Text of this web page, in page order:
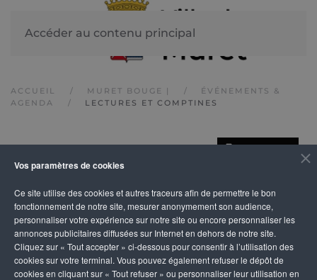
Vos paramètres de cookies
Ce site utilise des cookies et autres traceurs afin de permettre le bon
fonctionnement de notre site, mesurer anonymement son audience,
personnaliser votre expérience sur notre site ou encore personnaliser les
annonces publicitaires diffusées sur Internet en dehors de notre site.
Cliquez sur « Tout accepter » ci-dessous pour consentir à l’utilisation des
cookies sur votre terminal. Vous pouvez également refuser le dépôt de
cookies en cliquant sur « Tout refuser » ou personnaliser leur utilisation en
Accéder au contenu principal
ACCUEIL MURET BOUGE |
ÉVÉNEMENTS &
AGENDA
LECTURES ET COMPTINES
Lectures et
comptines